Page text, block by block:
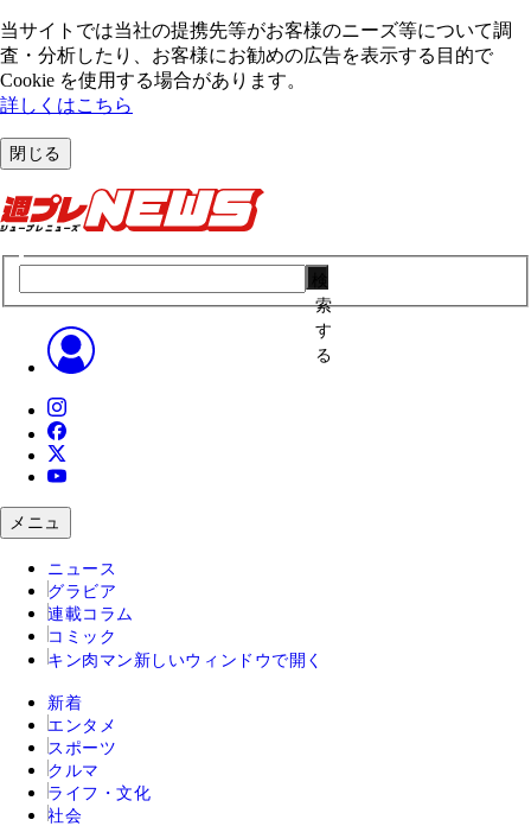
当サイトでは当社の提携先等がお客様のニーズ等について調
査・分析したり、お客様にお勧めの広告を表⽰する⽬的で
Cookie を使⽤する場合があります。
詳しくはこちら
閉じる
索
す
る
メニュ
ニュース
グラビア
連載コラム
コミック
キン肉マン 新しいウィンドウで開く
新着
エンタメ
スポーツ
クルマ
ライフ・文化
社会